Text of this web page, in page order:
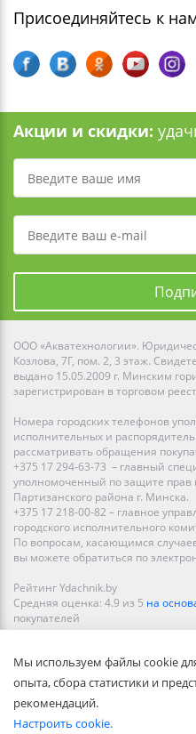
Присоединяйтесь к
Акции и скидки:
ООО «Акватехнологии».
Козлова, 7Г, пом. 2, 3 этаж.
выдано 15.05.2009 г. Минским
зарегистрирован в торговом
Номера городских телефонов
исполнительных и
рассматривать обращения
+375 17 294-63-73 – главный
уполномоченный по защите
Партизанского района г. Минска.
+375 17 218-00-82 – главное
городского исполнительного
По вопросам, касающимся
вы можете обратиться по
Рейтинг Ydachnik.by
Средняя оценка: 4.9 из 5 на
покупателей
Гродно, Могилеве, Бобруйске,
Новополоцке, Пинске,
доставка осуществляется по всей
Мы используем файлы cookie
опыта, сбора статистики и
рекомендаций.
Настроить cookie.